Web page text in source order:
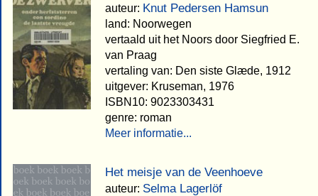
auteur: Knut Pedersen Hamsun
land: Noorwegen
vertaald uit het Noors door Siegfried E.
van Praag
vertaling van: Den siste Glæde, 1912
uitgever: Kruseman, 1976
ISBN10: 9023303431
genre: roman
Meer informatie...
Het meisje van de Veenhoeve
auteur: Selma Lagerlöf